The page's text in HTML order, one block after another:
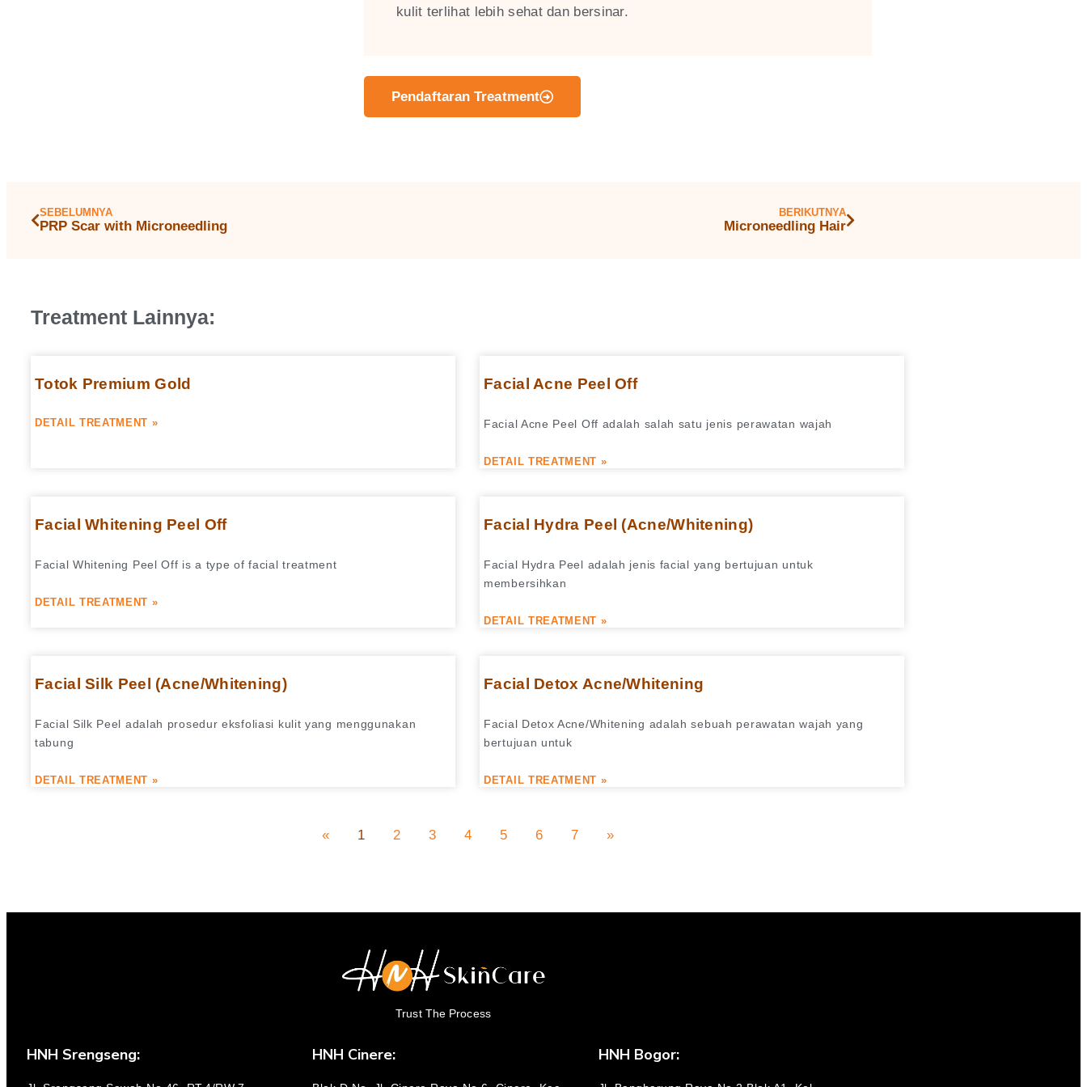
kulit terlihat lebih sehat dan bersinar.
Pendaftaran Treatment
SEBELUMNYA
PRP Scar with Microneedling
BERIKUTNYA
Microneedling Hair
Treatment Lainnya:
Totok Premium Gold
DETAIL TREATMENT »
Facial Acne Peel Off
Facial Acne Peel Off adalah salah satu jenis perawatan wajah
DETAIL TREATMENT »
Facial Whitening Peel Off
Facial Whitening Peel Off is a type of facial treatment
DETAIL TREATMENT »
Facial Hydra Peel (Acne/Whitening)
Facial Hydra Peel adalah jenis facial yang bertujuan untuk
membersihkan
DETAIL TREATMENT »
Facial Silk Peel (Acne/Whitening)
Facial Silk Peel adalah prosedur eksfoliasi kulit yang menggunakan
tabung
DETAIL TREATMENT »
Facial Detox Acne/Whitening
Facial Detox Acne/Whitening adalah sebuah perawatan wajah yang
bertujuan untuk
DETAIL TREATMENT »
« 1 2 3 4 5 6 7 »
Trust The Process
HNH Srengseng: HNH Cinere: HNH Bogor: